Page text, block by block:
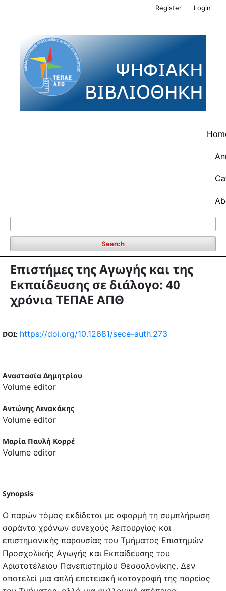
Search
Register Login
Επιστήμες της Αγωγής και της
Εκπαίδευσης σε διάλογο: 40
χρόνια ΤΕΠΑΕ ΑΠΘ
DOI: https://doi.org/10.12681/sece-auth.273
Αναστασία Δημητρίου
Volume editor
Αντώνης Λενακάκης
Volume editor
Μαρία Παυλή Κορρέ
Volume editor
Synopsis
Ο παρών τόμος εκδίδεται με αφορμή τη συμπλήρωση
σαράντα χρόνων συνεχούς λειτουργίας και
επιστημονικής παρουσίας του Τμήματος Επιστημών
Προσχολικής Αγωγής και Εκπαίδευσης του
Αριστοτέλειου Πανεπιστημίου Θεσσαλονίκης. Δεν
αποτελεί μια απλή επετειακή καταγραφή της πορείας